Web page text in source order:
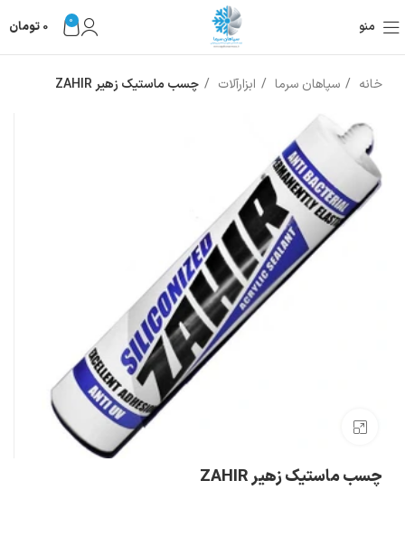
منو 0
0 تومان
خانه سپاهان سرما ابزارآلات چسب ماستیک زهیر ZAHIR
چسب ماستیک زهیر ZAHIR